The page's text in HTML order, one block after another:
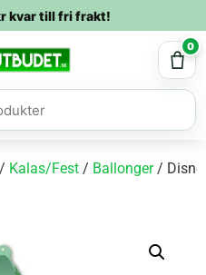
kvar till fri frakt!
0
/ Kalas/Fest / Ballonger/